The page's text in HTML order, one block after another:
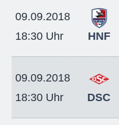
09.09.2018
18:30 Uhr
HNF
09.09.2018
18:30 Uhr
DSC